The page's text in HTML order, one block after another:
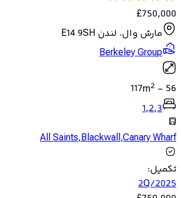
£750,000
مارش وال، لندن E14 9SH
Berkeley Group
56
-
117m2
1,2,3
All Saints,Blackwall,Canary Wharf
تکمیل:
2Q/2025